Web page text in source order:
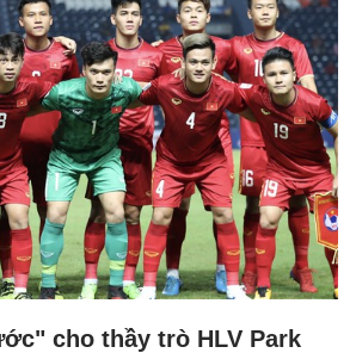
cho thầy trò HLV Park